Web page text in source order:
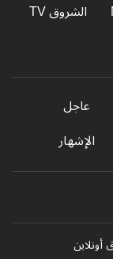
الشروق TV
عاجل
الإشهار